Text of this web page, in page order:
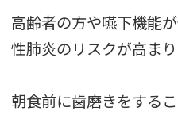
高齢者の方や嚥下機能
性肺炎のリスクが高まり
朝食前に歯磨きをする